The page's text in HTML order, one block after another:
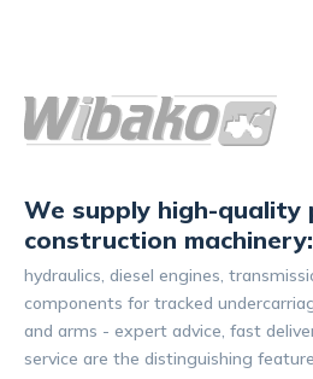
We supply high-
construction machinery:
hydraulics, diesel engines,
components for tracked
and arms - expert advice, fast
service are the distinguishing